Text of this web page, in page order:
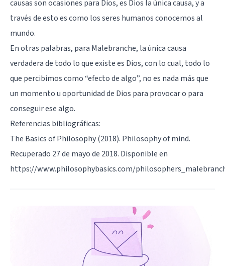
causas son ocasiones para Dios, es Dios la única causa, y a
través de esto es como los seres humanos conocemos al
mundo.
En otras palabras, para Malebranche, la única causa
verdadera de todo lo que existe es Dios, con lo cual, todo lo
que percibimos como “efecto de algo”, no es nada más que
un momento u oportunidad de Dios para provocar o para
conseguir ese algo.
Referencias bibliográficas:
The Basics of Philosophy (2018). Philosophy of mind.
Recuperado 27 de mayo de 2018. Disponible en
https://www.philosophybasics.com/